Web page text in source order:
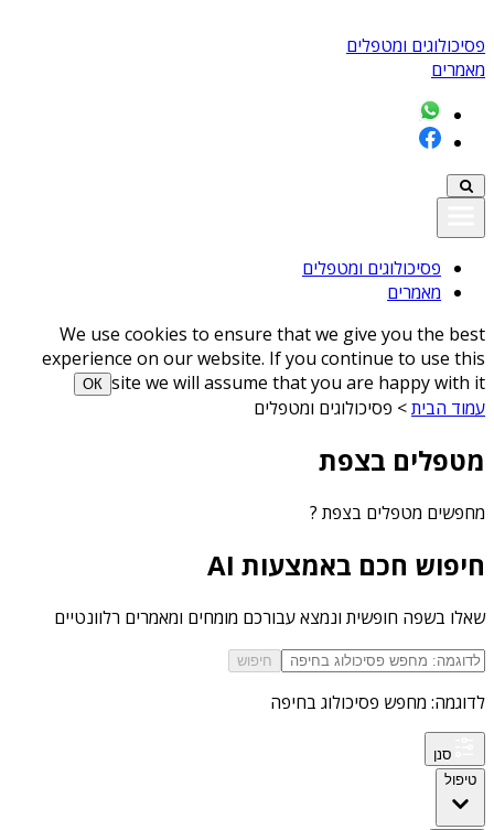
פסיכולוגים ומטפלים
מאמרים
פסיכולוגים ומטפלים
מאמרים
We use cookies to ensure that we give you the best
experience on our website. If you continue to use this
site we will assume that you are happy with it
ОК
עמוד הבית> פסיכולוגים ומטפלים
מטפלים בצפת
מחפשים מטפלים בצפת ?
חיפוש חכם באמצעות AI
שאלו בשפה חופשית ונמצא עבורכם מומחים ומאמרים רלוונטיים
חיפוש
לדוגמה: מחפש פסיכולוג בחיפה
סנן
טיפול